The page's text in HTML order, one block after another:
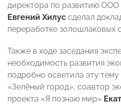
директора по развитию
Евгений Хилус сделал
переработке золошлаковых
Также в ходе заседания
необходимость развития
подробно осветила эту
«Зелёный город», соавтор
проекта «Я познаю мир»